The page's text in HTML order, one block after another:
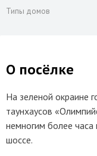
Типы домов
О посёлке
На зеленой окраине
таунхаусов
немногим более
шоссе.